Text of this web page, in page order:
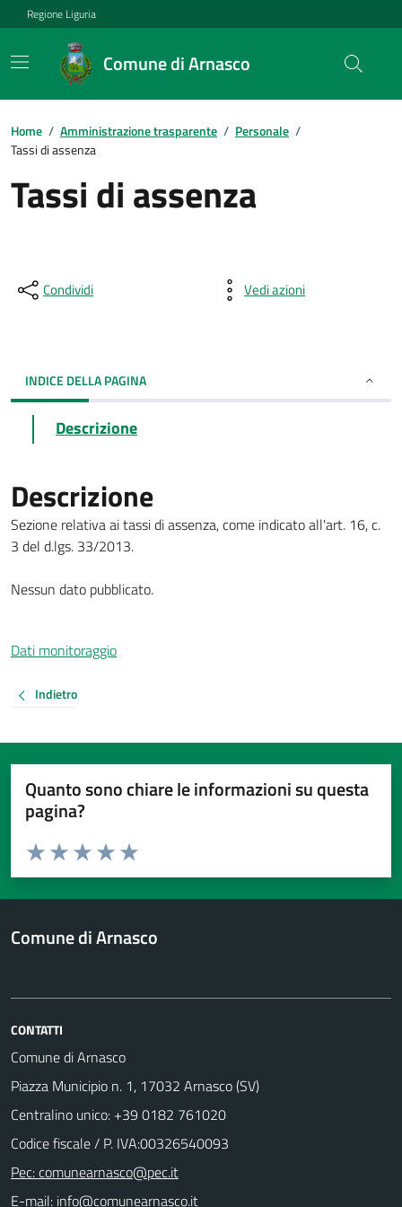
Regione Liguria
Comune di Arnasco
Home / Amministrazione trasparente / Personale /
Tassi di assenza
Tassi di assenza
Condividi Vedi azioni
INDICE DELLA PAGINA
Descrizione
Descrizione
Sezione relativa ai tassi di assenza, come indicato all'art. 16, c.
3 del d.lgs. 33/2013.
Nessun dato pubblicato.
Dati monitoraggio
Indietro
Quanto sono chiare le informazioni su questa
pagina?
Valuta da 1 a 5 stelle la pagina
Valuta 5 stelle su 5
Valuta 4 stelle su 5
Valuta 3 stelle su 5
Valuta 2 stelle su 5
Valuta 1 stelle su 5
Comune di Arnasco
CONTATTI
Comune di Arnasco
Piazza Municipio n. 1, 17032 Arnasco (SV)
Centralino unico: +39 0182 761020
Codice fiscale / P. IVA:00326540093
Pec: comunearnasco@pec.it
E-mail: info@comunearnasco.it